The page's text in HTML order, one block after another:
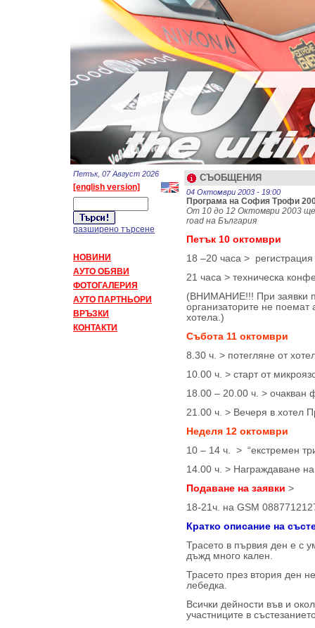
Петък, 07 Август 2026
[english version]
разширено търсене
НОВИНИ
АУТО ОБЯВИ
ФОТОГАЛЕРИЯ
АУТО ПАРТНЬОРИ
ВРЪЗКИ
КОНТАКТИ
СЪОБЩЕНИЯ
04 Октомври 2003 - 19:00
Програма на София Трофи
От 10 до 12 Октомври 2003
road на България
Петък 10 октомври
18 –20 часа >
21 часа > техническа
(ВНИМАНИЕ!!! При заявки
организаторите не поемат
хотела.)
Събота 11 октомври
8.30 ч. > потегляне от
10.00 ч. > старт от
18.00 – 20.00 ч. > очакван
21.00 ч. > Вечеря в хотел
Неделя 12 октомври
10 – 14 ч. > “екстремен
14.00 ч. > Награждаване
Подаване на заявки >
18-21ч. на GSM
Кратко описание на
Трасето в първия ден е с
дъжд много кален.
Трасето през втория ден
лебедка.
Всички дейности във и
участниците в